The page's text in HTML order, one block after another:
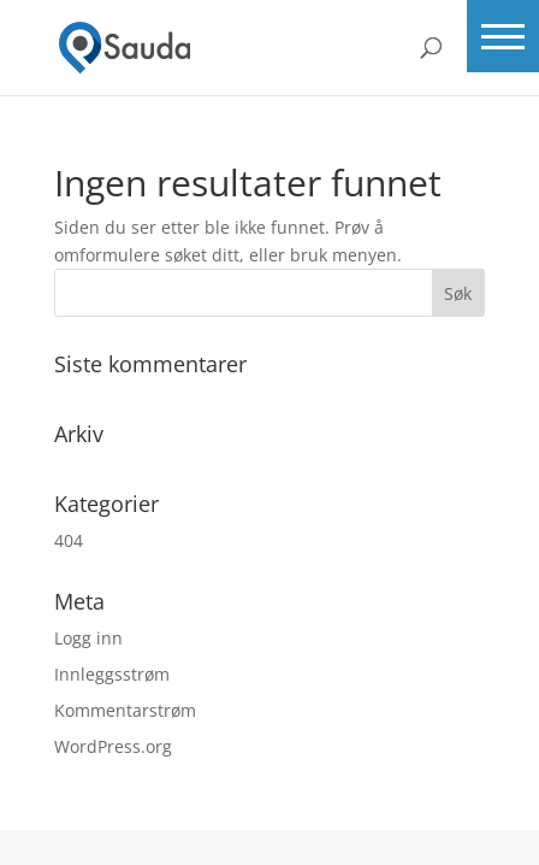
Ingen resultater funnet
Siden du ser etter ble ikke funnet. Prøv å
omformulere søket ditt, eller bruk menyen.
Siste kommentarer
Arkiv
Kategorier
404
Meta
Logg inn
Innleggsstrøm
Kommentarstrøm
WordPress.org